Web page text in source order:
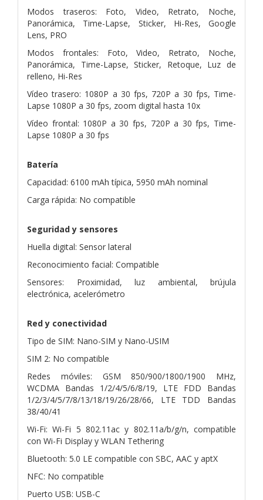
Modos traseros: Foto, Video, Retrato, Noche,
Panorámica, Time-Lapse, Sticker, Hi-Res, Google
Lens, PRO
Modos frontales: Foto, Video, Retrato, Noche,
Panorámica, Time-Lapse, Sticker, Retoque, Luz de
relleno, Hi-Res
Vídeo trasero: 1080P a 30 fps, 720P a 30 fps, Time-
Lapse 1080P a 30 fps, zoom digital hasta 10x
Vídeo frontal: 1080P a 30 fps, 720P a 30 fps, Time-
Lapse 1080P a 30 fps
Batería
Capacidad: 6100 mAh típica, 5950 mAh nominal
Carga rápida: No compatible
Seguridad y sensores
Huella digital: Sensor lateral
Reconocimiento facial: Compatible
Sensores: Proximidad, luz ambiental, brújula
electrónica, acelerómetro
Red y conectividad
Tipo de SIM: Nano-SIM y Nano-USIM
SIM 2: No compatible
Redes móviles: GSM 850/900/1800/1900 MHz,
WCDMA Bandas 1/2/4/5/6/8/19, LTE FDD Bandas
1/2/3/4/5/7/8/13/18/19/26/28/66, LTE TDD Bandas
38/40/41
Wi-Fi: Wi-Fi 5 802.11ac y 802.11a/b/g/n, compatible
con Wi-Fi Display y WLAN Tethering
Bluetooth: 5.0 LE compatible con SBC, AAC y aptX
NFC: No compatible
Puerto USB: USB-C